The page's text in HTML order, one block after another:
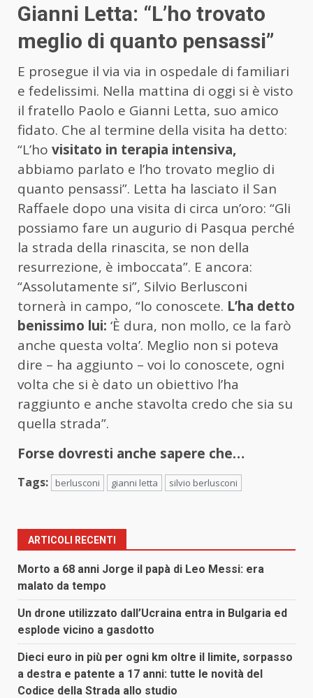
Gianni Letta: “L’ho trovato
meglio di quanto pensassi”
E prosegue il via via in ospedale di familiari
e fedelissimi. Nella mattina di oggi si è visto
il fratello Paolo e Gianni Letta, suo amico
fidato. Che al termine della visita ha detto:
“L’ho visitato in terapia intensiva,
abbiamo parlato e l’ho trovato meglio di
quanto pensassi”. Letta ha lasciato il San
Raffaele dopo una visita di circa un’oro: “Gli
possiamo fare un augurio di Pasqua perché
la strada della rinascita, se non della
resurrezione, è imboccata”. E ancora:
“Assolutamente si”, Silvio Berlusconi
tornerà in campo, “lo conoscete. L’ha detto
benissimo lui: ‘È dura, non mollo, ce la farò
anche questa volta’. Meglio non si poteva
dire – ha aggiunto – voi lo conoscete, ogni
volta che si è dato un obiettivo l’ha
raggiunto e anche stavolta credo che sia su
quella strada”.
Forse dovresti anche sapere che…
Tags: berlusconi gianni letta silvio berlusconi
ARTICOLI RECENTI
Morto a 68 anni Jorge il papà di Leo Messi: era
malato da tempo
Un drone utilizzato dall’Ucraina entra in Bulgaria ed
esplode vicino a gasdotto
Dieci euro in più per ogni km oltre il limite, sorpasso
a destra e patente a 17 anni: tutte le novità del
Codice della Strada allo studio